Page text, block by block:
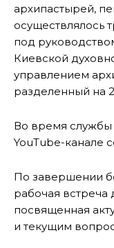
архипастырей,
осуществлялось
под
Киевской
управлением
разделенный на
Во время службы
YouTube-канале
По завершении
рабочая встреча
посвященная
и текущим